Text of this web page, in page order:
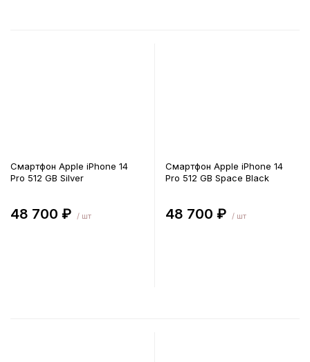
Смартфон Apple iPhone 14
Pro 512 GB Silver
48 700 ₽ / шт
Смартфон Apple iPhone 14
Pro 512 GB Space Black
48 700 ₽ / шт